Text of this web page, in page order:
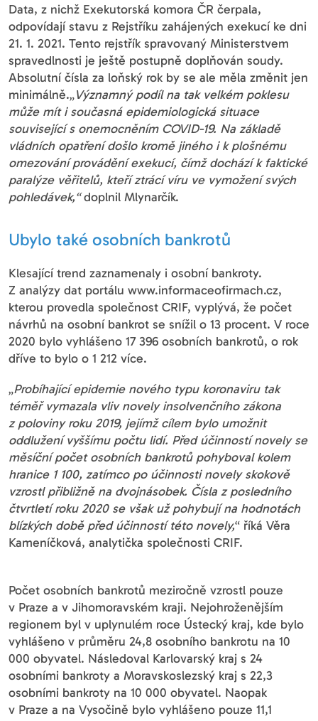
Data, z nichž Exekutorská komora ČR čerpala,
odpovídají stavu z Rejstříku zahájených exekucí ke dni
21. 1. 2021. Tento rejstřík spravovaný Ministerstvem
spravedlnosti je ještě postupně doplňován soudy.
Absolutní čísla za loňský rok by se ale měla změnit jen
minimálně.„Významný podíl na tak velkém poklesu
může mít i současná epidemiologická situace
související s onemocněním COVID-19. Na základě
vládních opatření došlo kromě jiného i k plošnému
omezování provádění exekucí, čímž dochází k faktické
paralýze věřitelů, kteří ztrácí víru ve vymožení svých
pohledávek,“doplnil Mlynarčík.
Ubylo také osobních bankrotů
Klesající trend zaznamenaly i osobní bankroty.
Z analýzy dat portálu www.informaceofirmach.cz,
kterou provedla společnost CRIF, vyplývá, že počet
návrhů na osobní bankrot se snížil o 13 procent. V roce
2020 bylo vyhlášeno 17 396 osobních bankrotů, o rok
dříve to bylo o 1 212 více.
„Probíhající epidemie nového typu koronaviru tak
téměř vymazala vliv novely insolvenčního zákona
z poloviny roku 2019, jejímž cílem bylo umožnit
oddlužení vyššímu počtu lidí. Před účinností novely se
měsíční počet osobních bankrotů pohyboval kolem
hranice 1 100, zatímco po účinnosti novely skokově
vzrostl přibližně na dvojnásobek. Čísla z posledního
čtvrtletí roku 2020 se však už pohybují na hodnotách
blízkých době před účinností této novely,“ říká Věra
Kameníčková, analytička společnosti CRIF.
Počet osobních bankrotů meziročně vzrostl pouze
v Praze a v Jihomoravském kraji. Nejohroženějším
regionem byl v uplynulém roce Ústecký kraj, kde bylo
vyhlášeno v průměru 24,8 osobního bankrotu na 10
000 obyvatel. Následoval Karlovarský kraj s 24
osobními bankroty a Moravskoslezský kraj s 22,3
osobními bankroty na 10 000 obyvatel. Naopak
v Praze a na Vysočině bylo vyhlášeno pouze 11,1